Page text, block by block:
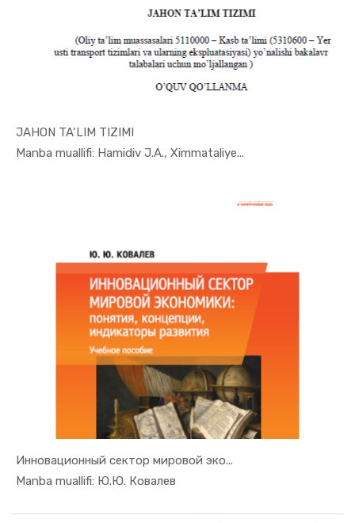
JAHON TA‘LIM TIZIMI
Manba muallifi: Hamidiv J.A., Ximmataliye...
In Jahon i...
Инновационный сектор мировой эко...
Manba muallifi: Ю.Ю. Ковалев
In Jahon i...